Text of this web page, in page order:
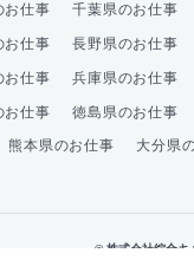
お仕事 千葉県のお仕事
お仕事 長野県のお仕事
お仕事 兵庫県のお仕事
お仕事 徳島県のお仕事
熊本県のお仕事 大分県
© 株式会社綜合キ